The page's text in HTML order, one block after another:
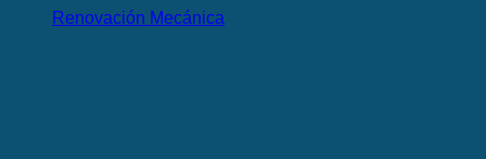
Renovación Mecánica